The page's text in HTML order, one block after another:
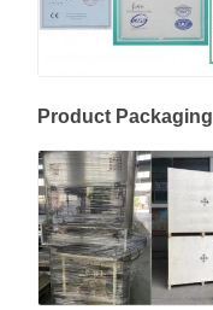
Product Packaging